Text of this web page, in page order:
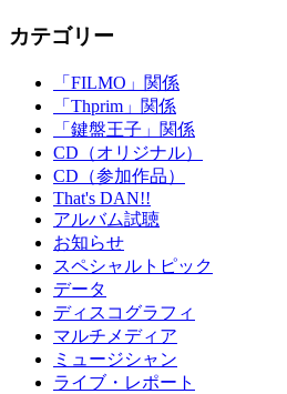
カテゴリー
「FILMO」関係
「Thprim」関係
「鍵盤王子」関係
CD（オリジナル）
CD（参加作品）
That's DAN!!
アルバム試聴
お知らせ
スペシャルトピック
データ
ディスコグラフィ
マルチメディア
ミュージシャン
ライブ・レポート